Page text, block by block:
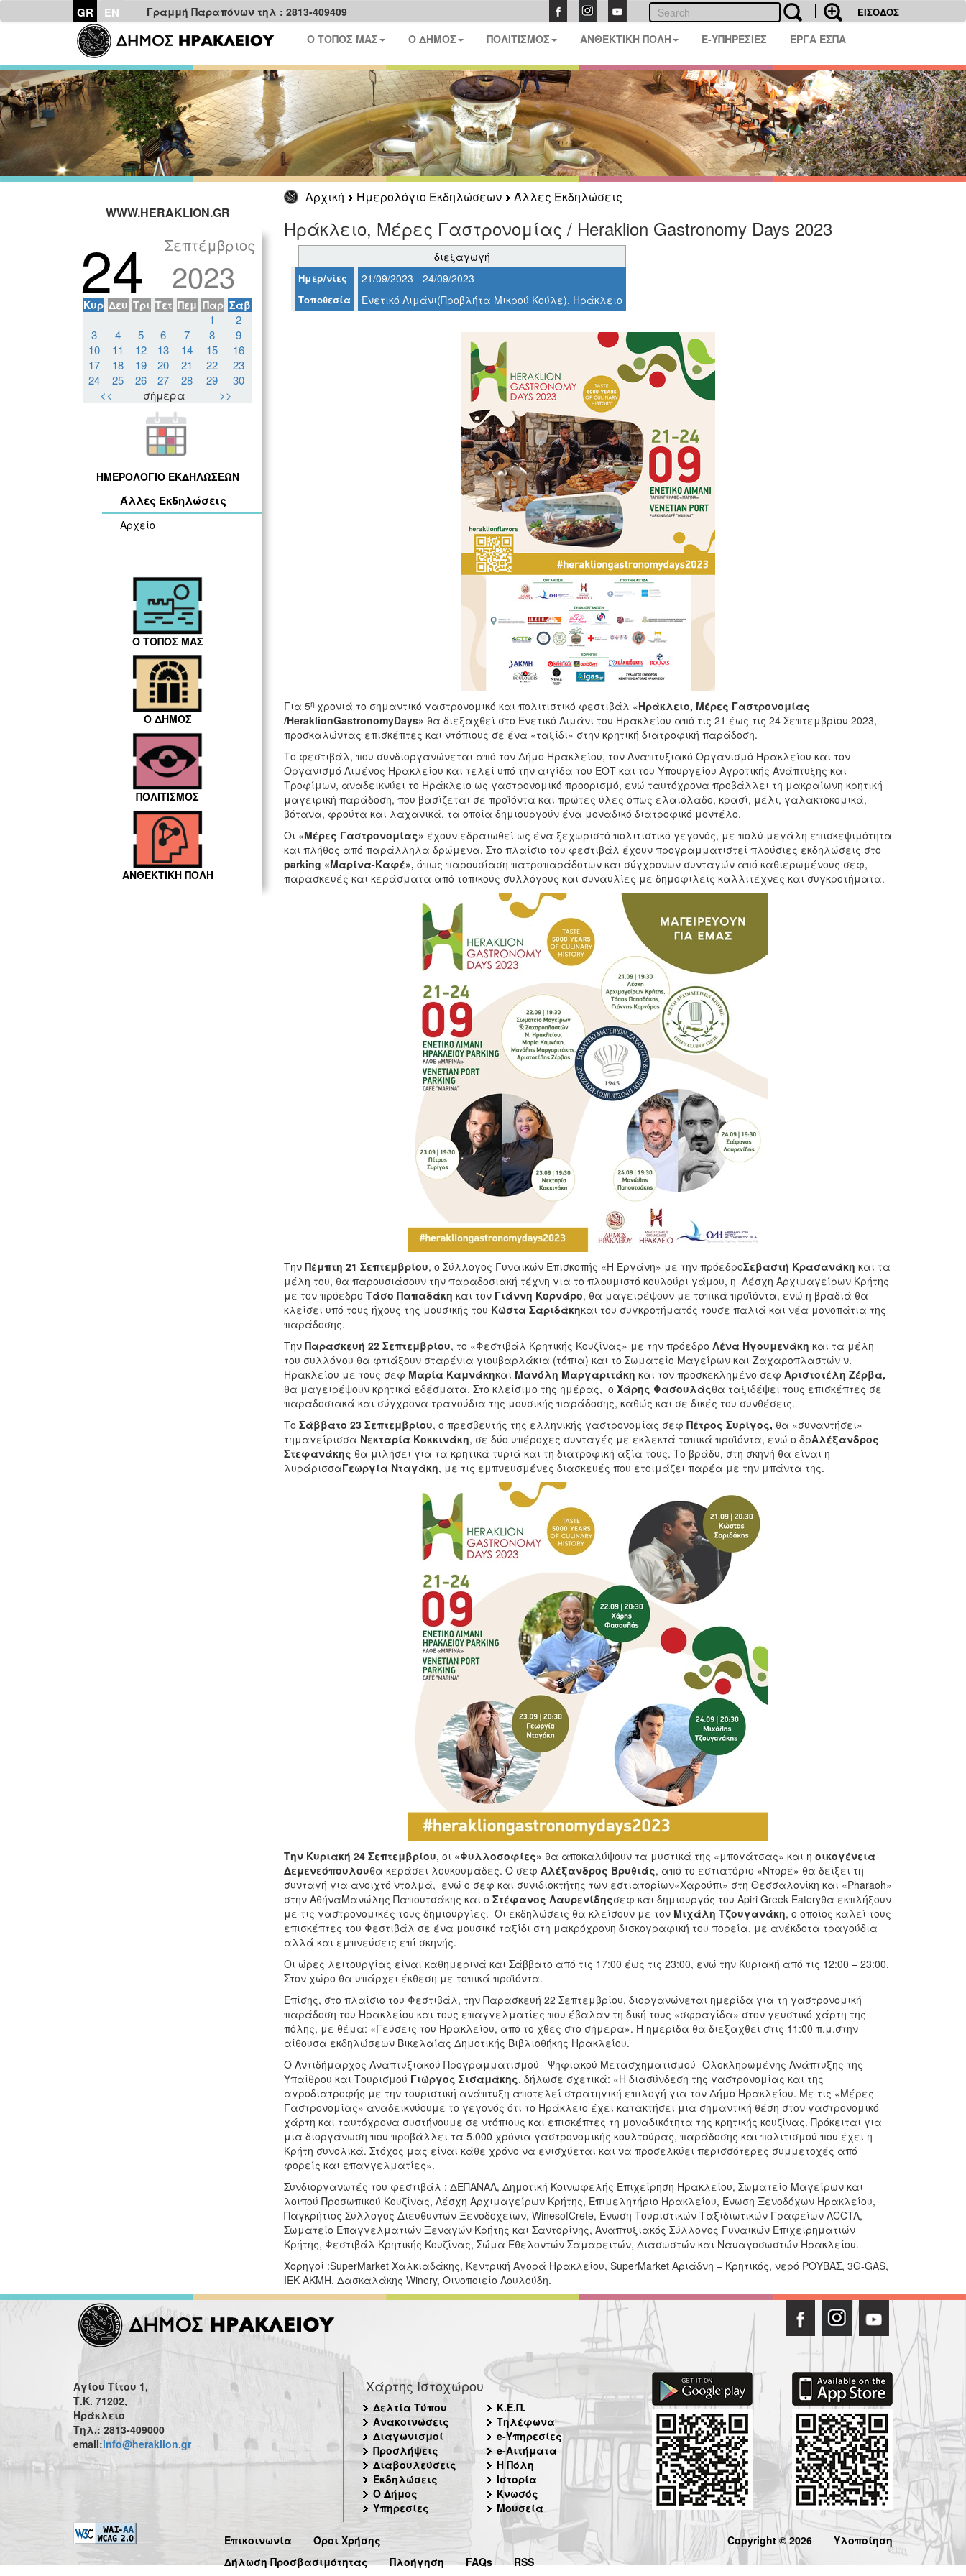
GR EN Γραμμή Παραπόνων τηλ : 2813-409409 ΕΙΣΟΔΟΣ
Ο ΤΟΠΟΣ ΜΑΣ Ο ΔΗΜΟΣ ΠΟΛΙΤΙΣΜΟΣ ΑΝΘΕΚΤΙΚΗ ΠΟΛΗ E-ΥΠΗΡΕΣΙΕΣ ΕΡΓΑ ΕΣΠΑ
Αρχική Ημερολόγιο Εκδηλώσεων
Άλλες Εκδηλώσεις
WWW.HERAKLION.GR
24 Σεπτέμβριος
2023
Κυρ Δευ Τρι Τετ Πεμ Παρ Σαβ
1
2
3
4 5 6 7 8
9
10
11 12 13 14 15
16
17
18 19 20 21 22
23
24
25 26 27 28 29
30
<<
σήμερα >>
ΗΜΕΡΟΛΟΓΙΟ ΕΚΔΗΛΩΣΕΩΝ
Άλλες Εκδηλώσεις
Αρχείο
Ο ΤΟΠΟΣ ΜΑΣ
Ο ΔΗΜΟΣ
ΠΟΛΙΤΙΣΜΟΣ
ΑΝΘΕΚΤΙΚΗ ΠΟΛΗ
Ηράκλειο, Μέρες Γαστρονομίας / Heraklion Gastronomy Days 2023
διεξαγωγή
Ημερ/νίες 21/09/2023 - 24/09/2023
Τοποθεσία Ενετικό Λιμάνι(Προβλήτα Μικρού Κούλε), Ηράκλειο
Για 5η χρονιά το σημαντικό γαστρονομικό και πολιτιστικό φεστιβάλ «Ηράκλειο, Μέρες Γαστρονομίας
/HeraklionGastronomyDays» θα διεξαχθεί στο Ενετικό Λιμάνι του Ηρακλείου από τις 21 έως τις 24 Σεπτεμβρίου 2023,
προσκαλώντας επισκέπτες και ντόπιους σε ένα «ταξίδι» στην κρητική διατροφική παράδοση.
Το φεστιβάλ, που συνδιοργανώνεται από τον Δήμο Ηρακλείου, τον Αναπτυξιακό Οργανισμό Ηρακλείου και τον
Οργανισμό Λιμένος Ηρακλείου και τελεί υπό την αιγίδα του ΕΟΤ και του Υπουργείου Αγροτικής Ανάπτυξης και
Τροφίμων, αναδεικνύει το Ηράκλειο ως γαστρονομικό προορισμό, ενώ ταυτόχρονα προβάλλει τη μακραίωνη κρητική
μαγειρική παράδοση, που βασίζεται σε προϊόντα και πρώτες ύλες όπως ελαιόλαδο, κρασί, μέλι, γαλακτοκομικά,
βότανα, φρούτα και λαχανικά, τα οποία δημιουργούν ένα μοναδικό διατροφικό μοντέλο.
Οι «Μέρες Γαστρονομίας» έχουν εδραιωθεί ως ένα ξεχωριστό πολιτιστικό γεγονός, με πολύ μεγάλη επισκεψιμότητα
και πλήθος από παράλληλα δρώμενα. Στο πλαίσιο του φεστιβάλ έχουν προγραμματιστεί πλούσιες εκδηλώσεις στο
parking «Μαρίνα-Καφέ», όπως παρουσίαση πατροπαράδοτων και σύγχρονων συνταγών από καθιερωμένους σεφ,
παρασκευές και κεράσματα από τοπικούς συλλόγους και συναυλίες με δημοφιλείς καλλιτέχνες και συγκροτήματα.
Την Πέμπτη 21 Σεπτεμβρίου, ο Σύλλογος Γυναικών Eπισκοπής «Η Eργάνη» με την πρόεδροΣεβαστή Κρασανάκη και τα
μέλη του, θα παρουσιάσουν την παραδοσιακή τέχνη για το πλουμιστό κουλούρι γάμου, η Λέσχη Αρχιμαγείρων Κρήτης
με τον πρόεδρο Τάσο Παπαδάκη και τον Γιάννη Κορνάρο, θα μαγειρέψουν με τοπικά προϊόντα, ενώ η βραδιά θα
κλείσει υπό τους ήχους της μουσικής του Κώστα Σαριδάκηκαι του συγκροτήματός τουσε παλιά και νέα μονοπάτια της
παράδοσης.
Την Παρασκευή 22 Σεπτεμβρίου, το «Φεστιβάλ Κρητικής Κουζίνας» με την πρόεδρο Λένα Ηγουμενάκη και τα μέλη
του συλλόγου θα φτιάξουν σταρένια γιουβαρλάκια (τόπια) και το Σωματείο Μαγείρων και Ζαχαροπλαστών ν.
Ηρακλείου με τους σεφ Μαρία Καμνάκηκαι Μανόλη Μαργαριτάκη και τον προσκεκλημένο σεφ Αριστοτέλη Ζέρβα,
θα μαγειρέψουν κρητικά εδέσματα. Στο κλείσιμο της ημέρας, ο Χάρης Φασουλάςθα ταξιδέψει τους επισκέπτες σε
παραδοσιακά και σύγχρονα τραγούδια της μουσικής παράδοσης, καθώς και σε δικές του συνθέσεις.
Το Σάββατο 23 Σεπτεμβρίου, ο πρεσβευτής της ελληνικής γαστρονομίας σεφ Πέτρος Συρίγος, θα «συναντήσει»
τημαγείρισσα Νεκταρία Κοκκινάκη, σε δύο υπέροχες συνταγές με εκλεκτά τοπικά προϊόντα, ενώ ο δρΑλέξανδρος
Στεφανάκης θα μιλήσει για τα κρητικά τυριά και τη διατροφική αξία τους. Το βράδυ, στη σκηνή θα είναι η
λυράρισσαΓεωργία Νταγάκη, με τις εμπνευσμένες διασκευές που ετοιμάζει παρέα με την μπάντα της.
Την Κυριακή 24 Σεπτεμβρίου, οι «Φυλλοσοφίες» θα αποκαλύψουν τα μυστικά της «μπογάτσας» και η οικογένεια
Δεμενεόπουλουθα κεράσει λουκουμάδες. Ο σεφ Αλέξανδρος Βρυθιάς, από το εστιατόριο «Ντορέ» θα δείξει τη
συνταγή για ανοιχτό ντολμά, ενώ ο σεφ και συνιδιοκτήτης των εστιατορίων«Χαρούπι» στη Θεσσαλονίκη και «Pharaoh»
στην ΑθήναΜανώλης Παπουτσάκης και ο Στέφανος Λαυρενίδηςσεφ και δημιουργός του Apiri Greek Eateryθα εκπλήξουν
με τις γαστρονομικές τους δημιουργίες. Οι εκδηλώσεις θα κλείσουν με τον Μιχάλη Τζουγανάκη, ο οποίος καλεί τους
επισκέπτες του Φεστιβάλ σε ένα μουσικό ταξίδι στη μακρόχρονη δισκογραφική του πορεία, με ανέκδοτα τραγούδια
αλλά και εμπνεύσεις επί σκηνής.
Οι ώρες λειτουργίας είναι καθημερινά και Σάββατο από τις 17:00 έως τις 23:00, ενώ την Κυριακή από τις 12:00 – 23:00.
Στον χώρο θα υπάρχει έκθεση με τοπικά προϊόντα.
Επίσης, στο πλαίσιο του Φεστιβάλ, την Παρασκευή 22 Σεπτεμβρίου, διοργανώνεται ημερίδα για τη γαστρονομική
παράδοση του Ηρακλείου και τους επαγγελματίες που έβαλαν τη δική τους «σφραγίδα» στον γευστικό χάρτη της
πόλης, με θέμα: «Γεύσεις του Ηρακλείου, από το χθες στο σήμερα». Η ημερίδα θα διεξαχθεί στις 11:00 π.μ.στην
αίθουσα εκδηλώσεων Βικελαίας Δημοτικής Βιβλιοθήκης Ηρακλείου.
Ο Αντιδήμαρχος Αναπτυξιακού Προγραμματισμού –Ψηφιακού Μετασχηματισμού- Ολοκληρωμένης Ανάπτυξης της
Υπαίθρου και Τουρισμού Γιώργος Σισαμάκης, δήλωσε σχετικά: «Η διασύνδεση της γαστρονομίας και της
αγροδιατροφής με την τουριστική ανάπτυξη αποτελεί στρατηγική επιλογή για τον Δήμο Ηρακλείου. Με τις «Μέρες
Γαστρονομίας» αναδεικνύουμε το γεγονός ότι το Ηράκλειο έχει κατακτήσει μια σημαντική θέση στον γαστρονομικό
χάρτη και ταυτόχρονα συστήνουμε σε ντόπιους και επισκέπτες τη μοναδικότητα της κρητικής κουζίνας. Πρόκειται για
μια διοργάνωση που προβάλλει τα 5.000 χρόνια γαστρονομικής κουλτούρας, παράδοσης και πολιτισμού που έχει η
Κρήτη συνολικά. Στόχος μας είναι κάθε χρόνο να ενισχύεται και να προσελκύει περισσότερες συμμετοχές από
φορείς και επαγγελματίες».
Συνδιοργανωτές του φεστιβάλ : ΔΕΠΑΝΑΛ, Δημοτική Κοινωφελής Επιχείρηση Ηρακλείου, Σωματείο Μαγείρων και
λοιπού Προσωπικού Κουζίνας, Λέσχη Αρχιμαγείρων Κρήτης, Επιμελητήριο Ηρακλείου, Ένωση Ξενοδόχων Ηρακλείου,
Παγκρήτιος Σύλλογος Διευθυντών Ξενοδοχείων, WinesofCrete, Ένωση Τουριστικών Ταξιδιωτικών Γραφείων ACCTA,
Σωματείο Επαγγελματιών Ξεναγών Κρήτης και Σαντορίνης, Αναπτυξιακός Σύλλογος Γυναικών Επιχειρηματιών
Κρήτης, Φεστιβάλ Κρητικής Κουζίνας, Σώμα Εθελοντών Σαμαρειτών, Διασωστών και Ναυαγοσωστών Ηρακλείου.
Χορηγοί :SuperMarket Χαλκιαδάκης, Κεντρική Αγορά Ηρακλείου, SuperMarket Αριάδνη – Κρητικός, νερό ΡΟΥΒΑΣ, 3G-GAS,
ΙΕΚ ΑΚΜΗ. Δασκαλάκης Winery, Οινοποιείο Λουλούδη.
Αγίου Τίτου 1,
Τ.Κ. 71202,
Ηράκλειο
Τηλ.: 2813-409000
email:info@heraklion.gr
Χάρτης Ιστοχώρου
Δελτία Τύπου
Ανακοινώσεις
Διαγωνισμοί
Προσλήψεις
Διαβουλεύσεις
Εκδηλώσεις
Ο Δήμος
Υπηρεσίες
Κ.Ε.Π.
Τηλέφωνα
e-Υπηρεσίες
e-Αιτήματα
Η Πόλη
Ιστορία
Κνωσός
Μουσεία
Επικοινωνία
Όροι Χρήσης
Δήλωση Προσβασιμότητας
Πλοήγηση FAQs RSS
Copyright © 2026 Υλοποίηση